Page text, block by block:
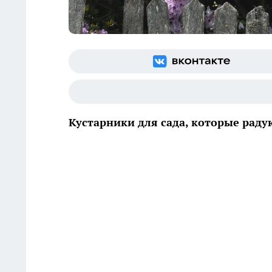
Кустарники для сада, которые